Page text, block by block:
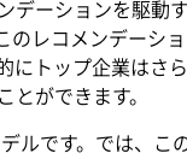
デーションを駆動
のレコメンデーシ
にトップ企業はさ
とができます。
ルです。では、こ